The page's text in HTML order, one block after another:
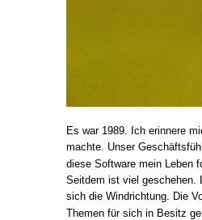
Es war 1989. Ich erinnere
machte. Unser
diese Software mein Leben
Seitdem ist viel geschehen.
sich die Windrichtung. Die
Themen für sich in Besitz